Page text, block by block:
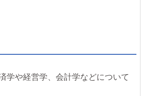
学や経営学、会計学などについて